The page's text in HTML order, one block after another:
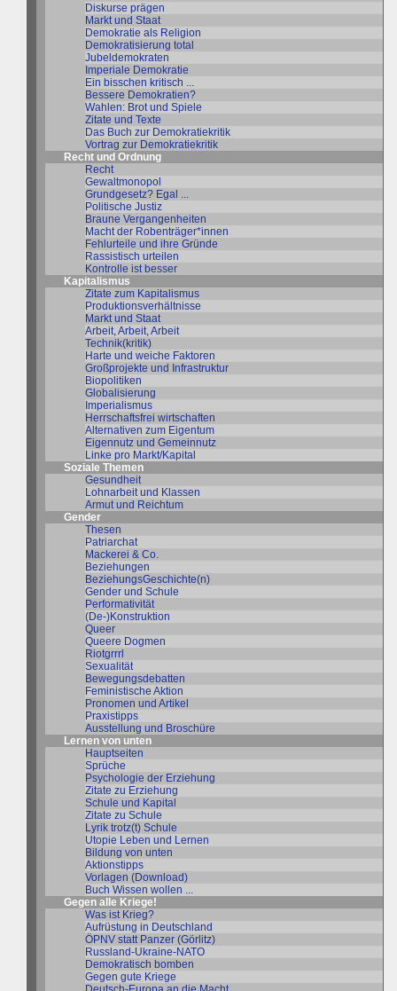
Diskurse prägen
Markt und Staat
Demokratie als Religion
Demokratisierung total
Jubeldemokraten
Imperiale Demokratie
Ein bisschen kritisch ...
Bessere Demokratien?
Wahlen: Brot und Spiele
Zitate und Texte
Das Buch zur Demokratiekritik
Vortrag zur Demokratiekritik
Recht und Ordnung
Recht
Gewaltmonopol
Grundgesetz? Egal ...
Politische Justiz
Braune Vergangenheiten
Macht der Robenträger*innen
Fehlurteile und ihre Gründe
Rassistisch urteilen
Kontrolle ist besser
Kapitalismus
Zitate zum Kapitalismus
Produktionsverhältnisse
Markt und Staat
Arbeit, Arbeit, Arbeit
Technik(kritik)
Harte und weiche Faktoren
Großprojekte und Infrastruktur
Biopolitiken
Globalisierung
Imperialismus
Herrschaftsfrei wirtschaften
Alternativen zum Eigentum
Eigennutz und Gemeinnutz
Linke pro Markt/Kapital
Soziale Themen
Gesundheit
Lohnarbeit und Klassen
Armut und Reichtum
Gender
Thesen
Patriarchat
Mackerei & Co.
Beziehungen
BeziehungsGeschichte(n)
Gender und Schule
Performativität
(De-)Konstruktion
Queer
Queere Dogmen
Riotgrrrl
Sexualität
Bewegungsdebatten
Feministische Aktion
Pronomen und Artikel
Praxistipps
Ausstellung und Broschüre
Lernen von unten
Hauptseiten
Sprüche
Psychologie der Erziehung
Zitate zu Erziehung
Schule und Kapital
Zitate zu Schule
Lyrik trotz(t) Schule
Utopie Leben und Lernen
Bildung von unten
Aktionstipps
Vorlagen (Download)
Buch Wissen wollen ...
Gegen alle Kriege!
Was ist Krieg?
Aufrüstung in Deutschland
ÖPNV statt Panzer (Görlitz)
Russland-Ukraine-NATO
Demokratisch bomben
Gegen gute Kriege